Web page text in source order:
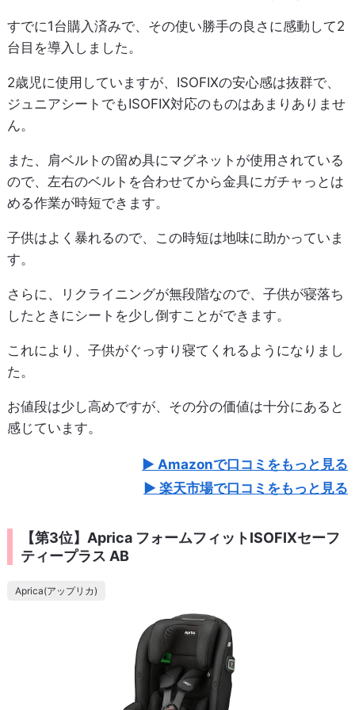
すでに1台購入済みで、その使い勝手の良さに感動して2
台目を導入しました。
2歳児に使用していますが、ISOFIXの安心感は抜群で、
ジュニアシートでもISOFIX対応のものはあまりありませ
ん。
また、肩ベルトの留め具にマグネットが使用されている
ので、左右のベルトを合わせてから金具にガチャっとは
める作業が時短できます。
子供はよく暴れるので、この時短は地味に助かっていま
す。
さらに、リクライニングが無段階なので、子供が寝落ち
したときにシートを少し倒すことができます。
これにより、子供がぐっすり寝てくれるようになりまし
た。
お値段は少し高めですが、その分の価値は十分にあると
感じています。
Amazonで口コミをもっと見る
楽天市場で口コミをもっと見る
【第3位】Aprica フォームフィットISOFIXセーフ
ティープラス AB
Aprica(アップリカ)